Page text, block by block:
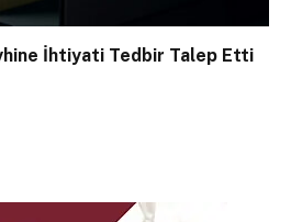
İhtiyati Tedbir Talep Etti